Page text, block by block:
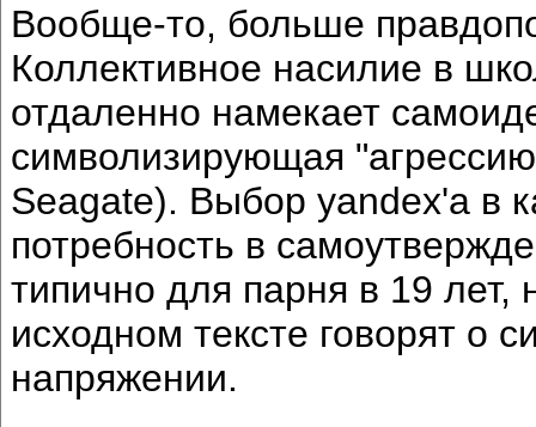
Вообще-то, больше
Коллективное насилие в
отдаленно намекает
символизирующая
Seagate). Выбор yandex'а в
потребность в
типично для парня в 19 лет,
исходном тексте говорят о
напряжении.